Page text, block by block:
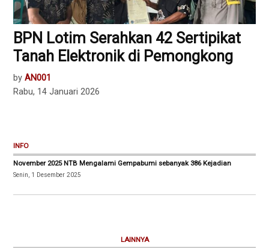
‎BPN Lotim Serahkan 42 Sertipikat
Tanah Elektronik di Pemongkong
by AN001
Rabu, 14 Januari 2026
INFO
November 2025 NTB Mengalami Gempabumi sebanyak 386 Kejadian
Senin, 1 Desember 2025
LAINNYA